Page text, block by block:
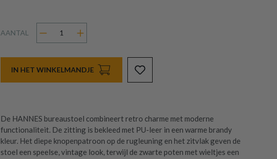
AANTAL
IN HET WINKELMANDJE
De HANNES bureaustoel combineert retro charme met moderne
functionaliteit. De zitting is bekleed met PU-leer in een warme brandy
kleur. Het diepe knopenpatroon op de rugleuning en het zitvlak geven de
stoel een speelse, vintage look, terwijl de zwarte poten met wieltjes een